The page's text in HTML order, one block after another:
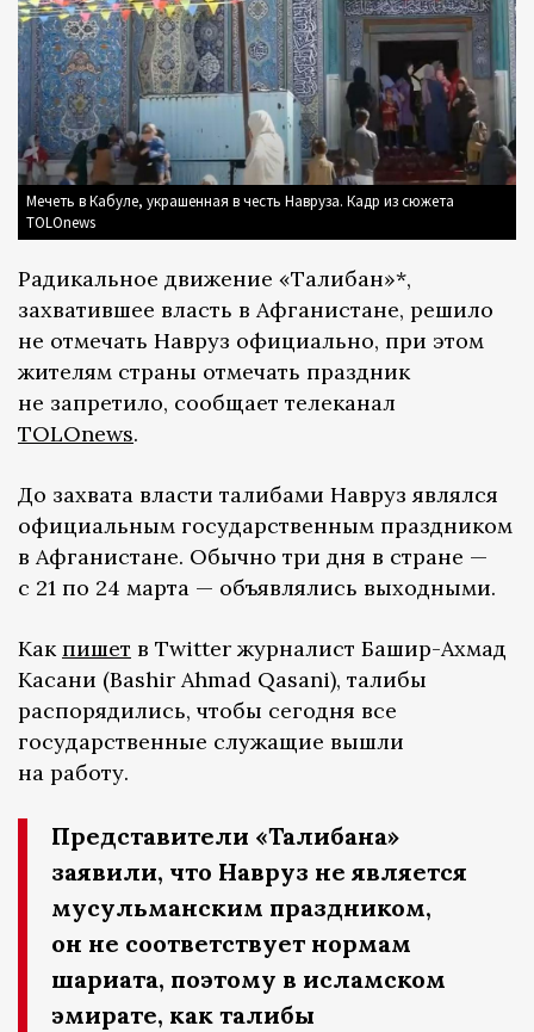
Мечеть в Кабуле, украшенная в честь Навруза. Кадр из сюжета
TOLOnews
Радикальное движение «Талибан»*,
захватившее власть в Афганистане, решило
не отмечать Навруз официально, при этом
жителям страны отмечать праздник
не запретило, сообщает телеканал
TOLOnews.
До захвата власти талибами Навруз являлся
официальным государственным праздником
в Афганистане. Обычно три дня в стране —
с 21 по 24 марта — объявлялись выходными.
Как пишет в Twitter журналист Башир-Ахмад
Касани (Bashir Ahmad Qasani), талибы
распорядились, чтобы сегодня все
государственные служащие вышли
на работу.
Представители «Талибана»
заявили, что Навруз не является
мусульманским праздником,
он не соответствует нормам
шариата, поэтому в исламском
эмирате, как талибы